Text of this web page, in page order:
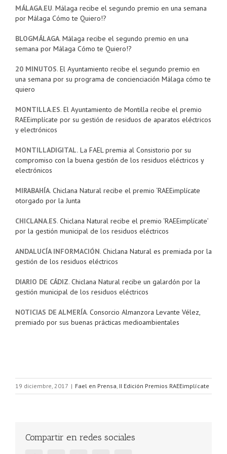
MÁLAGA.EU. Málaga recibe el segundo premio en una semana
por Málaga Cómo te Quiero!?
BLOGMÁLAGA. Málaga recibe el segundo premio en una
semana por Málaga Cómo te Quiero!?
20 MINUTOS. El Ayuntamiento recibe el segundo premio en
una semana por su programa de concienciación Málaga cómo te
quiero
MONTILLA.ES. El Ayuntamiento de Montilla recibe el premio
RAEEimplícate por su gestión de residuos de aparatos eléctricos
y electrónicos
MONTILLADIGITAL. La FAEL premia al Consistorio por su
compromiso con la buena gestión de los residuos eléctricos y
electrónicos
MIRABAHÍA. Chiclana Natural recibe el premio ‘RAEEimplícate
otorgado por la Junta
CHICLANA.ES. Chiclana Natural recibe el premio ‘RAEEimplícate’
por la gestión municipal de los residuos eléctricos
ANDALUCÍA INFORMACIÓN. Chiclana Natural es premiada por la
gestión de los residuos eléctricos
DIARIO DE CÁDIZ. Chiclana Natural recibe un galardón por la
gestión municipal de los residuos eléctricos
NOTICIAS DE ALMERÍA. Consorcio Almanzora Levante Vélez,
premiado por sus buenas prácticas medioambientales
19 diciembre, 2017 | Fael en Prensa, II Edición Premios RAEEimplícate
Compartir en redes sociales